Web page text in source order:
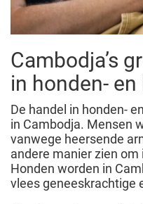
Cambodja’s
in honden-
De handel in honden-
in Cambodja. Mensen
vanwege heersende
andere manier zien
Honden worden in
vlees geneeskrachtige